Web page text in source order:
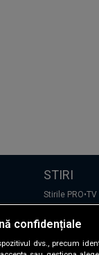
STIRI
Stirile PRO•TV
confidențiale
dvs., precum